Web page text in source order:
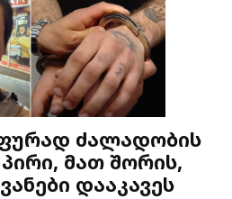
ძალადობის
მათ შორის,
დააკავეს